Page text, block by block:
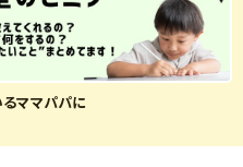
ママパパに